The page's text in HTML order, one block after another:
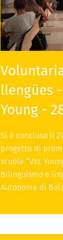
llengües
Young -
Si è concluso il
progetto di
scuole “VxL
Bilinguismo e
Autonoma di